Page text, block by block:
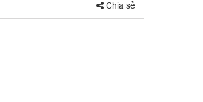
Chia sẻ